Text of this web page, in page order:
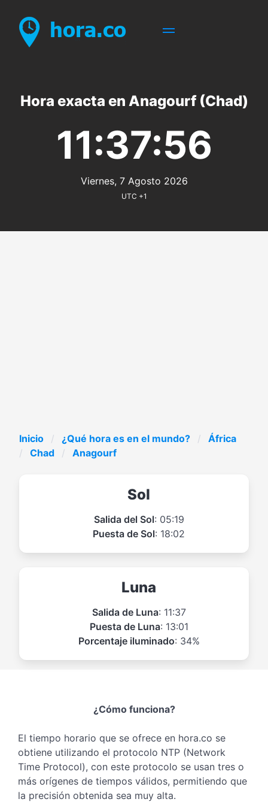
Hora exacta en Anagourf (Chad)
11:37:56
Viernes, 7 Agosto 2026
UTC +1
Inicio ¿Qué hora es en el mundo?
África
Chad
Anagourf
Sol
Salida del Sol: 05:19
Puesta de Sol: 18:02
Luna
Salida de Luna: 11:37
Puesta de Luna: 13:01
Porcentaje iluminado: 34%
¿Cómo funciona?
El tiempo horario que se ofrece en hora.co se
obtiene utilizando el protocolo NTP (Network
Time Protocol), con este protocolo se usan tres o
más orígenes de tiempos válidos, permitiendo que
la precisión obtenida sea muy alta.